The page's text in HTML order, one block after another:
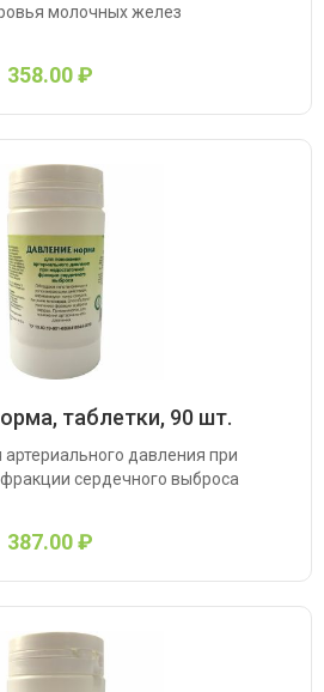
молочных желез
358.00 ₽
таблетки, 90 шт.
давления при
сердечного выброса
387.00 ₽